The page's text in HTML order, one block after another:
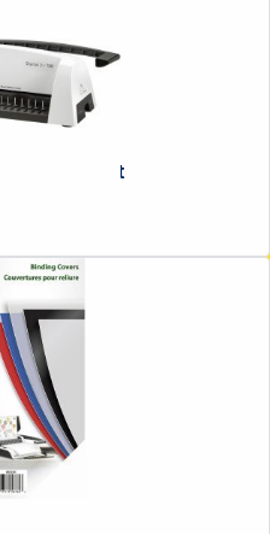
Starlet 2+ A4 Plastikbindegerät
Futura Deckblatt A4 matt